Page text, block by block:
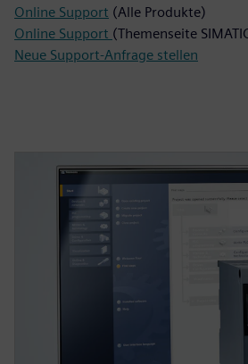
Online Support (Alle Produkte)
Online Support (Themenseite
Neue Support-Anfrage stellen